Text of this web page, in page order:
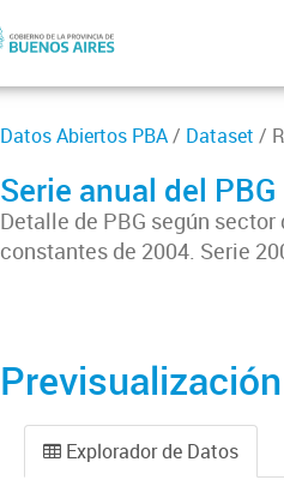
Datos Abiertos PBA/ Dataset /
Serie anual del PBG
Detalle de PBG según
constantes de 2004. Serie
Previsualización
Explorador de Datos